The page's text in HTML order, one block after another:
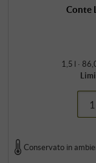
Conte
1,5 l ·
Conservato in